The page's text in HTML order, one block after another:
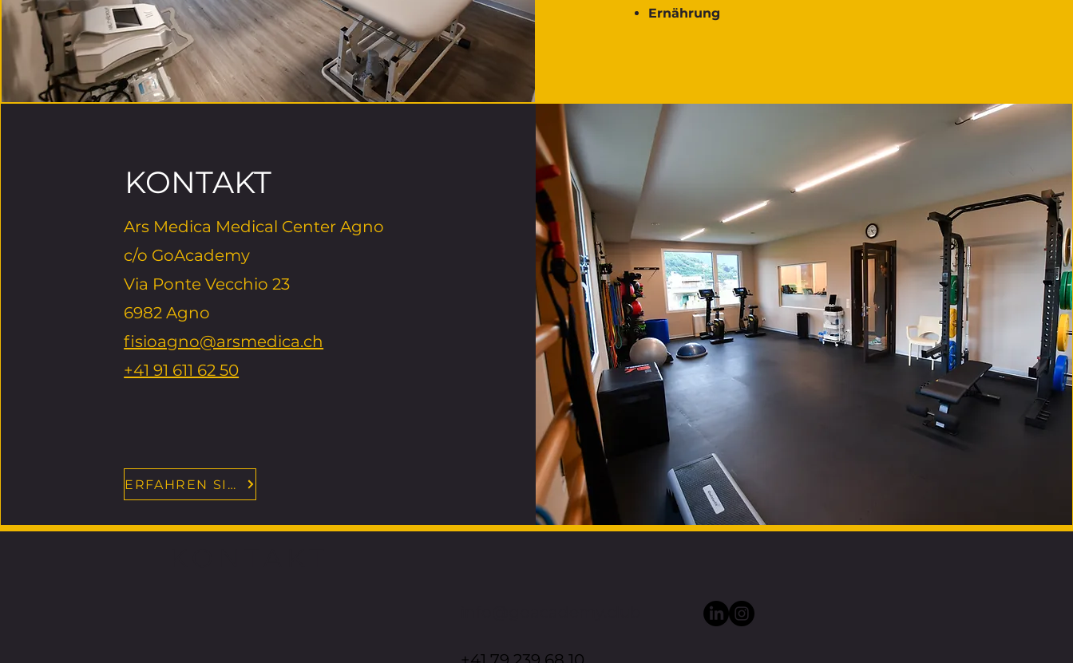
Ernährung
KONTAKT
Ars Medica Medical Center Agno
c/o GoAcademy
Via Ponte Vecchio 23
6982 Agno
fisioagno@arsmedica.ch
+41 91 611 62 50
ERFAHREN SIE MEHR